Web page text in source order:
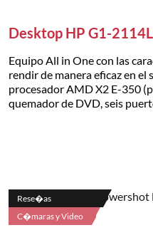
Desktop HP G1-
Equipo All in One con las
rendir de manera eficaz en
procesador AMD X2 E-350
quemador de DVD, seis
Rese�as
C�maras y Video